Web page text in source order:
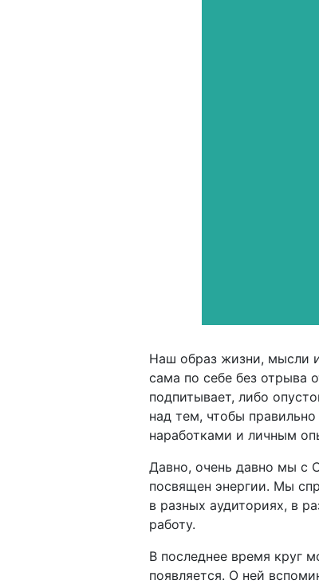
Наш образ жизни, мысли
сама по себе без отрыва
подпитывает, либо
над тем, чтобы
наработками и личным
Давно, очень давно мы с
посвящен энергии. Мы
в разных аудиториях, в
работу.
В последнее время круг
появляется. О ней